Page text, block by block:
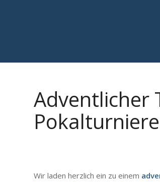
Adventlicher
Pokalturniere
Wir laden herzlich ein zu einem